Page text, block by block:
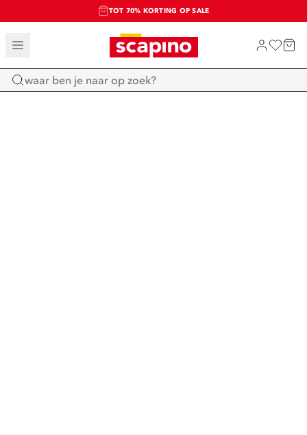
TOT 70% KORTING OP SALE
SALE: LAATSTE KANS!
SHOP NIEUW
Home